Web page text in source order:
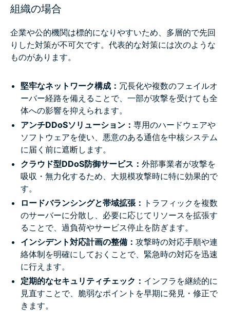
組織の場合
企業や公的機関は標的になりやすいため、多層的で先回
りした対策が不可欠です。代表的な対策には次のような
ものがあります。
堅牢なネットワーク構成： 冗長化や複数のフェイルオ
ーバー経路を備えることで、一部が攻撃を受けても全
体への影響を抑えられます。
アンチDDoSソリューション： 専用のハードウェアや
ソフトウェアを使い、悪意のある通信を中核システム
に届く前に遮断します。
クラウド型DDoS防御サービス： 外部事業者が攻撃を
吸収・無力化するため、大規模攻撃時に特に効果的で
す。
ロードバランシングと帯域拡張： トラフィックを複数
のサーバーに分散し、必要に応じてリソースを拡張す
ることで、過負荷やサービス停止を防ぎます。
インシデント対応計画の整備： 攻撃時の対応手順や連
絡体制を明確にしておくことで、緊急時の対応を迅速
に行えます。
定期的なセキュリティチェック： インフラを継続的に
見直すことで、脆弱なポイントを早期に発見・修正で
きます。